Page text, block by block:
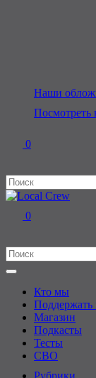
Наши
Посмотреть
0
0
Кто мы
Поддержать
Магазин
Подкасты
Тесты
СВО
Рубрики